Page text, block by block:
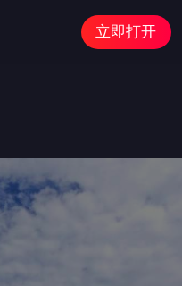
立即打开